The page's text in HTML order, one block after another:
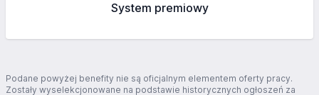
System premiowy
Podane powyżej benefity nie są oficjalnym elementem oferty pracy.
Zostały wyselekcjonowane na podstawie historycznych ogłoszeń za